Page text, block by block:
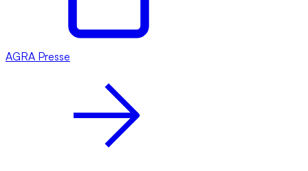
AGRA Presse